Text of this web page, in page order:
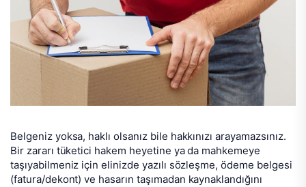
Belgeniz yoksa, haklı olsanız bile hakkınızı arayamazsınız.
Bir zararı tüketici hakem heyetine ya da mahkemeye
taşıyabilmeniz için elinizde yazılı sözleşme, ödeme belgesi
(fatura/dekont) ve hasarın taşımadan kaynaklandığını